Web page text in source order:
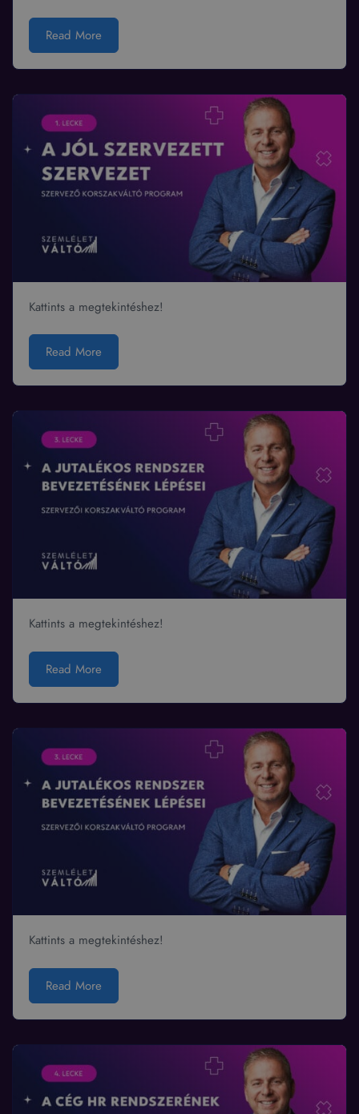
Read More
Kattints a megtekintéshez!
Read More
Kattints a megtekintéshez!
Read More
Kattints a megtekintéshez!
Read More